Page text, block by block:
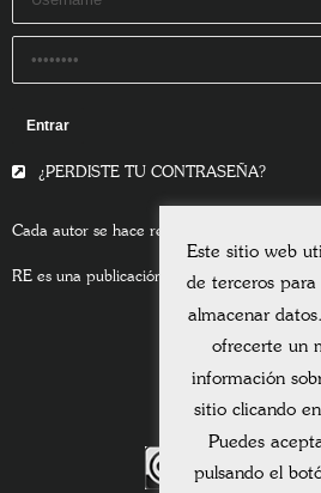
¿PERDISTE TU CONTRASEÑA?
Cada autor se hace responsable del
RE es una publicación asociada a la
Este sitio web
de terceros
almacenar
ofrecerte un
información
sitio clicando en
Puedes
pulsando el